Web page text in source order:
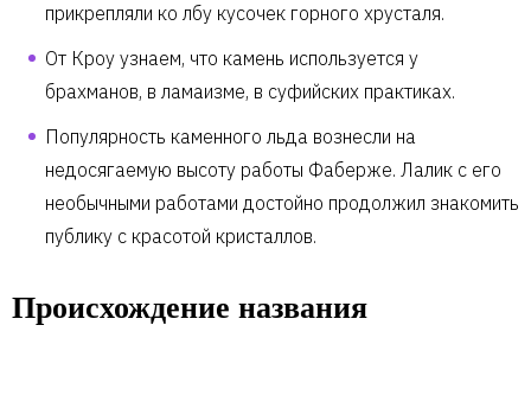
прикрепляли ко лбу кусочек горного хрусталя.
От Кроу узнаем, что камень используется у
брахманов, в ламаизме, в суфийских практиках.
Популярность каменного льда вознесли на
недосягаемую высоту работы Фаберже. Лалик с его
необычными работами достойно продолжил знакомить
публику с красотой кристаллов.
Происхождение названия